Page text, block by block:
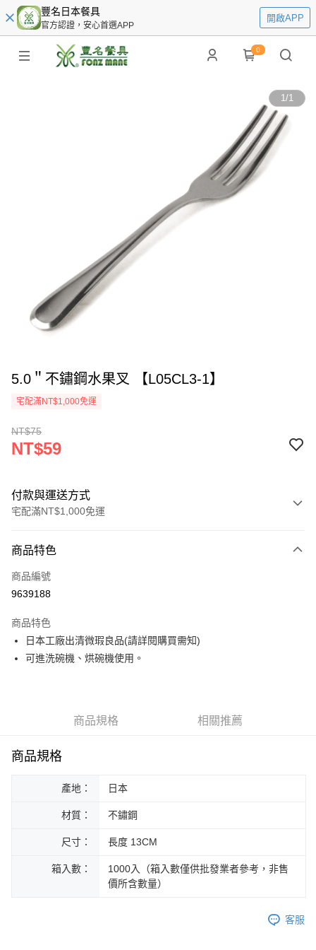
豐名日本餐具
官方認證，安心首選APP
開啟APP
0
1/1
5.0＂不鏽鋼水果叉 【L05CL3-1】
宅配滿NT$1,000免運
NT$75
NT$59
付款與運送方式
宅配滿NT$1,000免運
信用卡一次付款
LINE Pay
街口支付
悠遊付
運送方式
每筆NT$200，滿NT$1,000(含以上)免運費
黑貓外島宅配
每筆NT$360
商品特色
商品編號
9639188
商品特色
日本工廠出清微瑕良品(請詳閱購買需知)
可進洗碗機、烘碗機使用。
商品規格 相關推薦
商品規格
產地： 日本
材質： 不鏽鋼
尺寸： 長度 13CM
箱入數：
1000入（箱入數僅供批發業者參考，非售
價所含數量）
客服